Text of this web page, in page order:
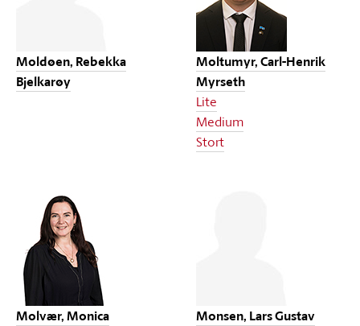
Moldøen, Rebekka
Bjelkarøy
Moltumyr, Carl-Henrik
Myrseth
Lite
Medium
Stort
Molvær, Monica Monsen, Lars Gustav